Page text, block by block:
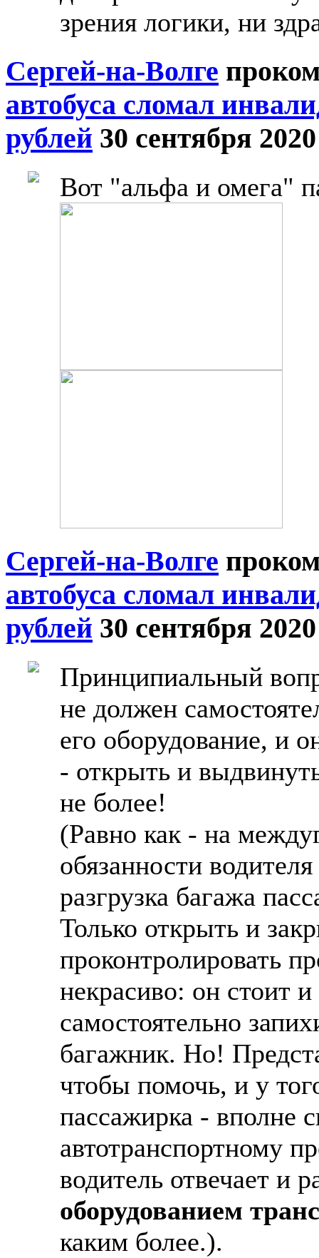
зрения логики, ни
Сергей-на-Волге
автобуса сломал
рублей 30 сентября
Вот "альфа и омега"
Сергей-на-Волге
автобуса сломал
рублей 30 сентября
Принципиальный
не должен
его оборудование, и
- открыть и
не более!
(Равно как - на
обязанности
разгрузка багажа
Только открыть и
проконтролировать
некрасиво: он стоит
самостоятельно
багажник. Но!
чтобы помочь, и у
пассажирка - вполне
автотранспортному
водитель отвечает и
оборудованием
каким более.).